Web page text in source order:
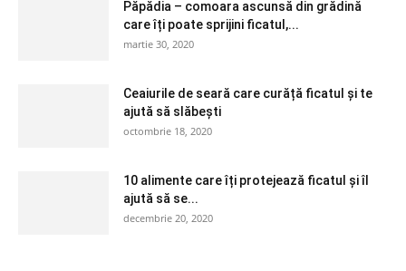
Păpădia – comoara ascunsă din grădină
care îți poate sprijini ficatul,...
martie 30, 2020
Ceaiurile de seară care curăță ficatul și te
ajută să slăbești
octombrie 18, 2020
10 alimente care îți protejează ficatul și îl
ajută să se...
decembrie 20, 2020